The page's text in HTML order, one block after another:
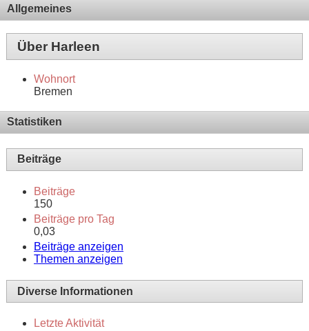
Allgemeines
Über Harleen
Wohnort
Bremen
Statistiken
Beiträge
Beiträge
150
Beiträge pro Tag
0,03
Beiträge anzeigen
Themen anzeigen
Diverse Informationen
Letzte Aktivität